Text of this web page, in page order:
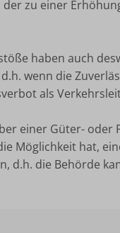
zu einer
haben auch
wenn die
als
einer Güter-
Möglichkeit hat,
d.h. die Behörde